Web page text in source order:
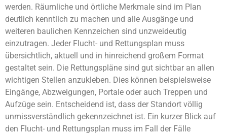
werden. Räumliche und örtliche Merkmale sind im Plan
deutlich kenntlich zu machen und alle Ausgänge und
weiteren baulichen Kennzeichen sind unzweideutig
einzutragen. Jeder Flucht- und Rettungsplan muss
übersichtlich, aktuell und in hinreichend großem Format
gestaltet sein. Die Rettungspläne sind gut sichtbar an allen
wichtigen Stellen anzukleben. Dies können beispielsweise
Eingänge, Abzweigungen, Portale oder auch Treppen und
Aufzüge sein. Entscheidend ist, dass der Standort völlig
unmissverständlich gekennzeichnet ist. Ein kurzer Blick auf
den Flucht- und Rettungsplan muss im Fall der Fälle